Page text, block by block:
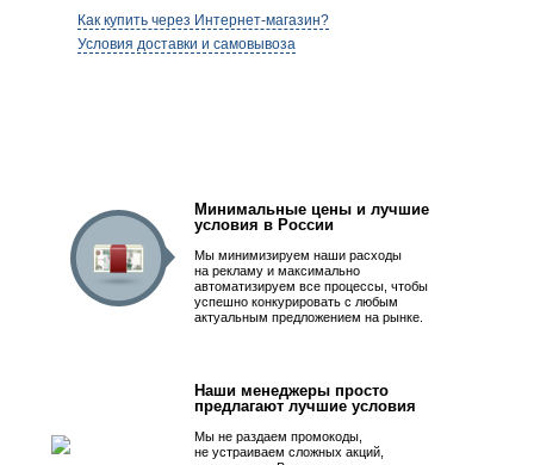
Как купить через Интернет-магазин?
Условия доставки и самовывоза
Минимальные цены и лучшие
условия в России
Мы минимизируем наши расходы
на рекламу и максимально
автоматизируем все процессы, чтобы
успешно конкурировать с любым
актуальным предложением на рынке.
Наши менеджеры просто
предлагают лучшие условия
Мы не раздаем промокоды,
не устраиваем сложных акций,